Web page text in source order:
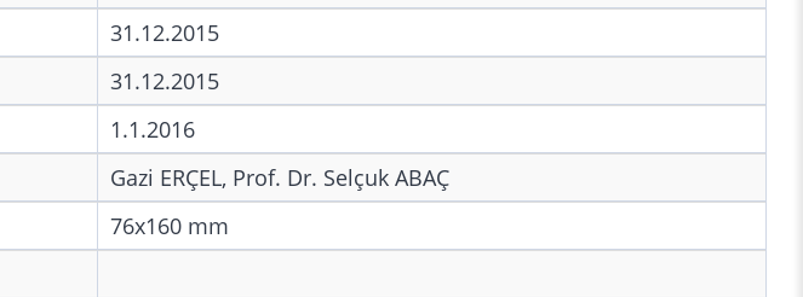
31.12.2015
31.12.2015
1.1.2016
Gazi ERÇEL, Prof. Dr. Selçuk ABAÇ
76x160 mm